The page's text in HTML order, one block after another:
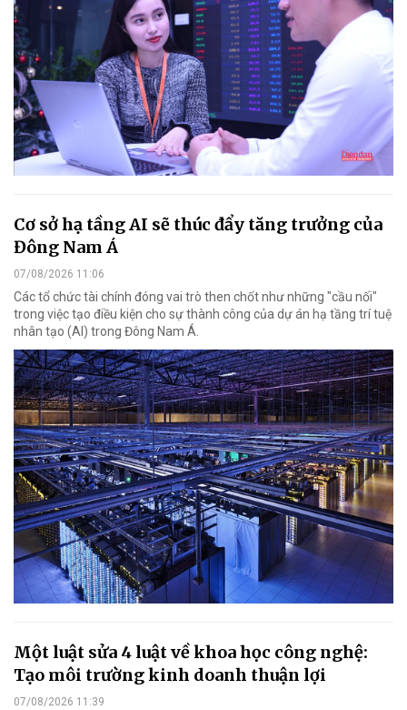
Cơ sở hạ tầng AI sẽ thúc đẩy tăng trưởng của
Đông Nam Á
07/08/2026 11:06
Các tổ chức tài chính đóng vai trò then chốt như những "cầu nối"
trong việc tạo điều kiện cho sự thành công của dự án hạ tầng trí tuệ
nhân tạo (AI) trong Đông Nam Á.
Một luật sửa 4 luật về khoa học công nghệ:
Tạo môi trường kinh doanh thuận lợi
07/08/2026 11:39